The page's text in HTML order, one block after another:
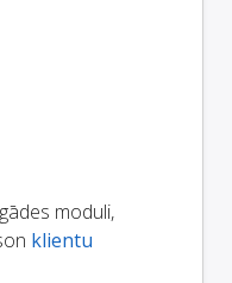
moduli,
klientu